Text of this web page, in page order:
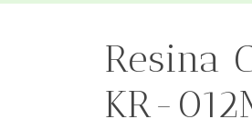
Resina
KR-